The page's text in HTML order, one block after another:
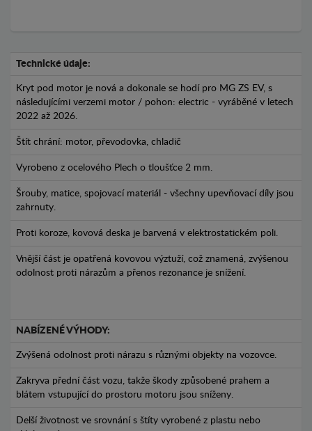
Technické údaje:
Kryt pod motor je nová a dokonale se hodí pro MG ZS EV, s
následujícími verzemi motor / pohon: electric - vyráběné v letech
2022 až 2026.
Štít chrání: motor, převodovka, chladič
Vyrobeno z ocelového Plech o tloušťce 2 mm.
Šrouby, matice, spojovací materiál - všechny upevňovací díly jsou
zahrnuty.
Proti koroze, kovová deska je barvená v elektrostatickém poli.
Vnější část je opatřená kovovou výztuží, což znamená, zvýšenou
odolnost proti nárazům a přenos rezonance je snížení.
NABÍZENÉ VÝHODY:
Zvýšená odolnost proti nárazu s různými objekty na vozovce.
Zakryva přední část vozu, takže škody způsobené prahem a
blátem vstupující do prostoru motoru jsou sníženy.
Delší životnost ve srovnání s štíty vyrobené z plastu nebo